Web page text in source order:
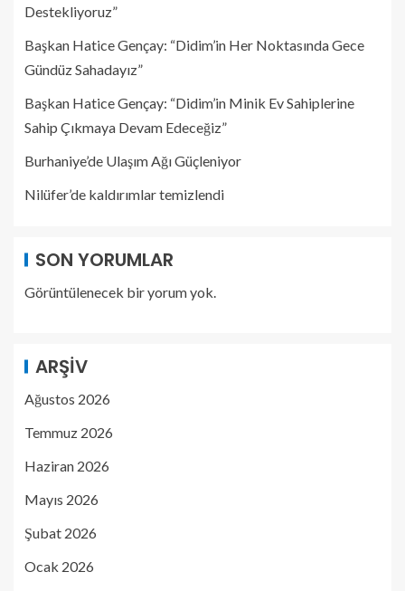
Destekliyoruz”
Başkan Hatice Gençay: “Didim’in Her Noktasında Gece
Gündüz Sahadayız”
Başkan Hatice Gençay: “Didim’in Minik Ev Sahiplerine
Sahip Çıkmaya Devam Edeceğiz”
Burhaniye’de Ulaşım Ağı Güçleniyor
Nilüfer’de kaldırımlar temizlendi
SON YORUMLAR
Görüntülenecek bir yorum yok.
ARŞIV
Ağustos 2026
Temmuz 2026
Haziran 2026
Mayıs 2026
Şubat 2026
Ocak 2026